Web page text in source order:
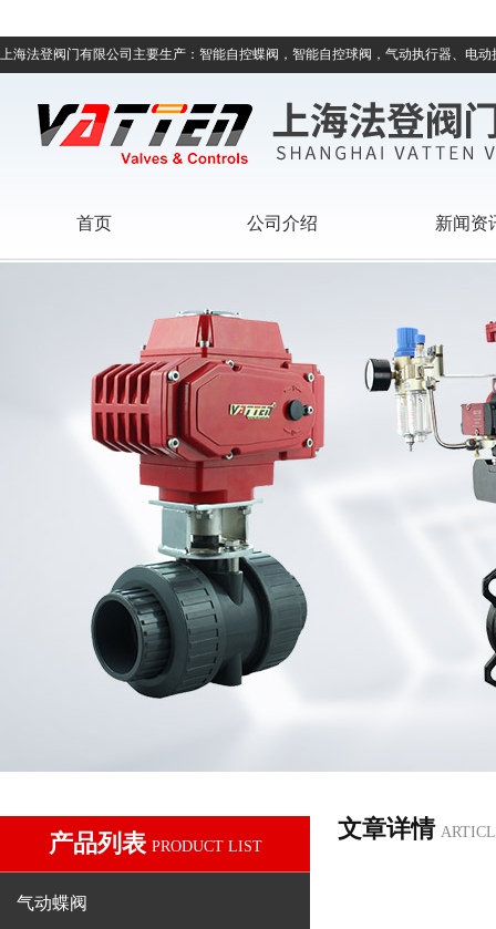
上海法登阀门有限公司主要生产：智能自控蝶阀，智能自控球阀，气动执行器、电
首页 公司介绍 新闻资
产品列表 PRODUCT LIST
气动蝶阀
文章详情